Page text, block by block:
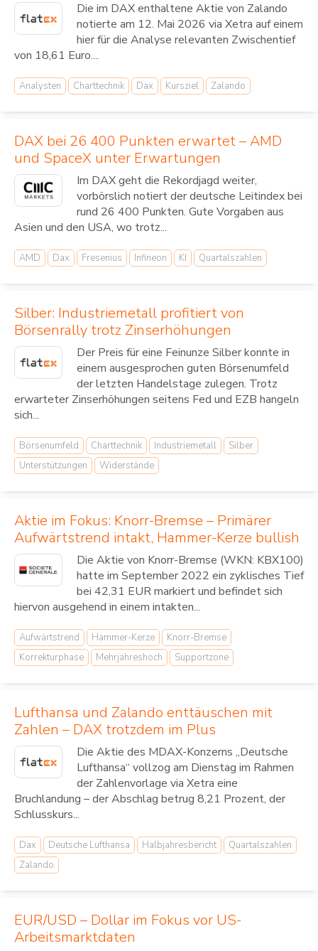
Die im DAX enthaltene Aktie von Zalando
notierte am 12. Mai 2026 via Xetra auf einem
hier für die Analyse relevanten Zwischentief
von 18,61 Euro....
Analysten Charttechnik Dax Kursziel Zalando
DAX bei 26 400 Punkten erwartet – AMD
und SpaceX unter Erwartungen
Im DAX geht die Rekordjagd weiter,
vorbörslich notiert der deutsche Leitindex bei
rund 26 400 Punkten. Gute Vorgaben aus
Asien und den USA, wo trotz...
AMD Dax Fresenius Infineon KI Quartalszahlen
Silber: Industriemetall profitiert von
Börsenrally trotz Zinserhöhungen
Der Preis für eine Feinunze Silber konnte in
einem ausgesprochen guten Börsenumfeld
der letzten Handelstage zulegen. Trotz
erwarteter Zinserhöhungen seitens Fed und EZB hangeln
sich...
Börsenumfeld Charttechnik Industriemetall
Silber
Unterstützungen
Widerstände
Aktie im Fokus: Knorr-Bremse – Primärer
Aufwärtstrend intakt, Hammer-Kerze bullish
Die Aktie von Knorr-Bremse (WKN: KBX100)
hatte im September 2022 ein zyklisches Tief
bei 42,31 EUR markiert und befindet sich
hiervon ausgehend in einem intakten...
Aufwärtstrend Hammer-Kerze
Knorr-Bremse
Korrekturphase
Mehrjahreshoch Supportzone
Lufthansa und Zalando enttäuschen mit
Zahlen – DAX trotzdem im Plus
Die Aktie des MDAX-Konzerns „Deutsche
Lufthansa“ vollzog am Dienstag im Rahmen
der Zahlenvorlage via Xetra eine
Bruchlandung – der Abschlag betrug 8,21 Prozent, der
Schlusskurs...
Dax Deutsche Lufthansa Halbjahresbericht
Quartalszahlen
Zalando
EUR/USD – Dollar im Fokus vor US-
Arbeitsmarktdaten